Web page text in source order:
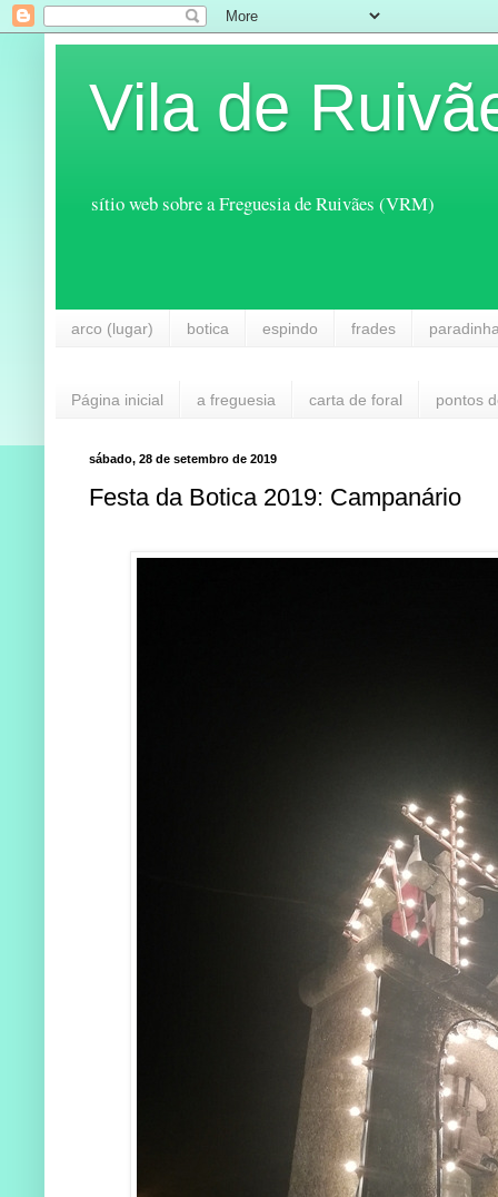
Vila de
sítio web sobre a Freguesia de Ruivães (VRM)
arco (lugar) botica espindo frades
Página inicial a freguesia carta de foral pontos
sábado, 28 de setembro de 2019
Festa da Botica 2019: Campanário